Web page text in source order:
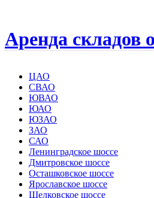
Аренда складов
ЦАО
СВАО
ЮВАО
ЮАО
ЮЗАО
ЗАО
САО
Ленинградское шоссе
Дмитровское шоссе
Осташковское шоссе
Ярославское шоссе
Щелковское шоссе